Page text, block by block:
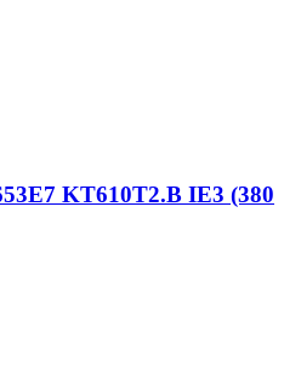
KT610T2.B IE3 (380